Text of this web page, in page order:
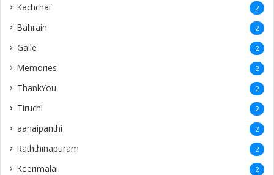
Kachchai 2
Bahrain 2
Galle 2
Memories 2
ThankYou 2
Tiruchi 2
aanaipanthi 2
Raththinapuram 2
Keerimalai 2